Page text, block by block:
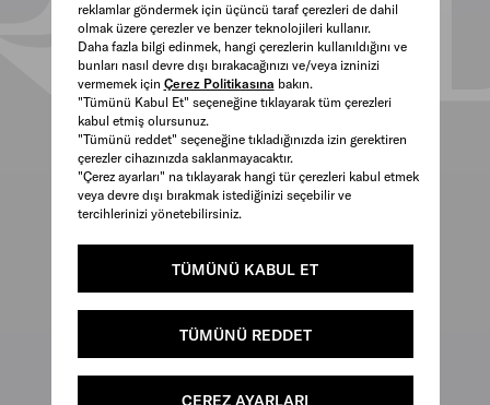
reklamlar göndermek için üçüncü taraf çerezleri de dahil
olmak üzere çerezler ve benzer teknolojileri kullanır.
Daha fazla bilgi edinmek, hangi çerezlerin kullanıldığını ve
bunları nasıl devre dışı bırakacağınızı ve/veya izninizi
vermemek için Çerez Politikasına bakın.
"Tümünü Kabul Et" seçeneğine tıklayarak tüm çerezleri
kabul etmiş olursunuz.
"Tümünü reddet" seçeneğine tıkladığınızda izin gerektiren
çerezler cihazınızda saklanmayacaktır.
"Çerez ayarları" na tıklayarak hangi tür çerezleri kabul etmek
veya devre dışı bırakmak istediğinizi seçebilir ve
tercihlerinizi yönetebilirsiniz.
TÜMÜNÜ KABUL ET
TÜMÜNÜ REDDET
ÇEREZ AYARLARI